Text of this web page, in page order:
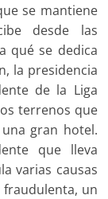
se mantiene
desde las
qué se dedica
la presidencia
de la Liga
terrenos que
gran hotel.
que lleva
varias causas
un